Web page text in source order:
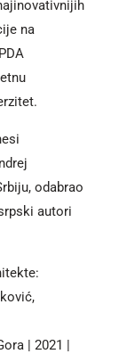
na
odabrao
autori
| 2021 |